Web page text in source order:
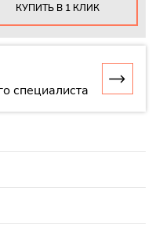
КУПИТЬ В 1 КЛИК
специалиста